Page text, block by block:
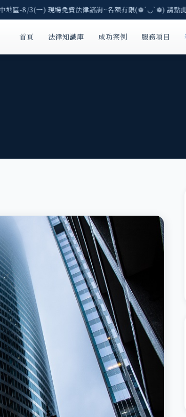
-8/3(一) 現場免費法律諮詢~名額有限(❁´◡`❁) 請點此
首頁 法律知識庫 成功案例 服務項目